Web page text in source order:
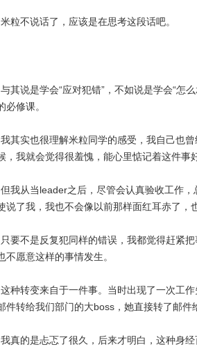
米粒不说话了，应该是在思考这段话吧。
与其说是学会“应对犯错”，不如说是学会“怎
必修课。
我其实也很理解米粒同学的感受，我自己也
，我就会觉得很羞愧，能心里惦记着这件事
但我从当leader之后，尽管会认真验收工作
说了我，我也不会像以前那样面红耳赤了，
只要不是反复犯同样的错误，我都觉得赶紧
不愿意这样的事情发生。
这种转变来自于一件事。当时出现了一次工
件转给我们部门的大boss，她直接转了邮件
我真的是忐忑了很久，后来才明白，这种身